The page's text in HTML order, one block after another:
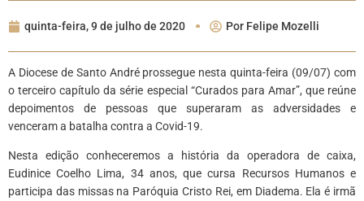
quinta-feira, 9 de julho de 2020 Por Felipe Mozelli
A Diocese de Santo André prossegue nesta quinta-feira (09/07) com
o terceiro capítulo da série especial “Curados para Amar”, que reúne
depoimentos de pessoas que superaram as adversidades e
venceram a batalha contra a Covid-19.
Nesta edição conheceremos a história da operadora de caixa,
Eudinice Coelho Lima, 34 anos, que cursa Recursos Humanos e
participa das missas na Paróquia Cristo Rei, em Diadema. Ela é irmã